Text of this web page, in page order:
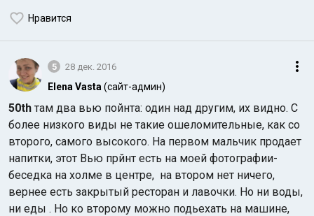
Нравится
5 28 дек. 2016
Elena Vasta (сайт-админ)
50th там два вью пойнта: один над другим, их видно. С
более низкого виды не такие ошеломительные, как со
второго, самого высокого. На первом мальчик продает
напитки, этот Вью прйнт есть на моей фотографии-
беседка на холме в центре, на втором нет ничего,
вернее есть закрытый ресторан и лавочки. Но ни воды,
ни еды . Но ко второму можно подьехать на машине,